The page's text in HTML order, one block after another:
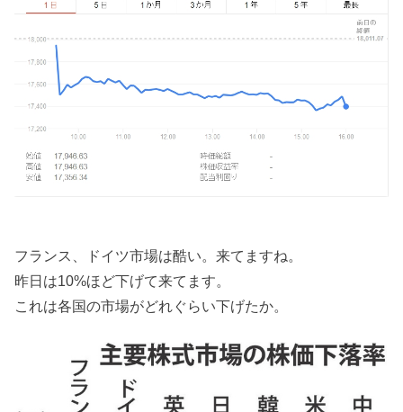
フランス、ドイツ市場は酷い。来てますね。
昨日は10%ほど下げて来てます。
これは各国の市場がどれぐらい下げたか。